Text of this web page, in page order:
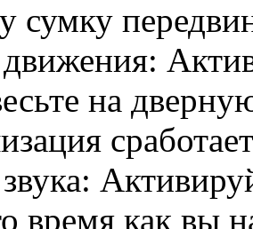
сумку
на
время как вы